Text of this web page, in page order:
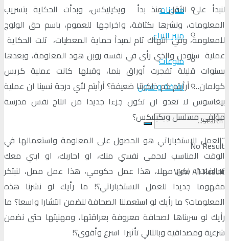
مدونات
منبر الآراء
منوعات
ثقافة و فنون
No Result
View All Result
لنبدأ على الأقل منذ بدأ ويكيليكس، وبدأت الحكاية بتسريب
المعلومات، ونشرها بكثافة، واخراجها للعموم، باسم حق الولوج
للمعلومة، وفي انتهاك تام لمبدأ حماية المعطيات، تلت الحكاية
عملية سنودن والذي رأى في نفسه روبن هود المعلومة، وبعدها
بسنوات قليلة تفجرت أوراق بنما، وقبلها كانت عملية كريس
كولمان…. أرأيتم كم ذاكرتنا ضعيفة؟ أرأيتم لأي درجة نسينا ان عملية
بيغاسوس لا تعدو ان تكون جزءا جديدا من انتاج نفس مدرسة
مؤلفي مسلسل ويكيليكس؟
“العمل الاستخباراتي هو الحصول على المعلومة واستعمالها في
الوقت المناسب لاحمي نفسي منك، او احاربك، او ابني معك
تحالفات”، لكن مهلا، هذا عمل حكومي، هذا عمل ممل، لنبتكر
مفهوما جديدا للعمل الاستخباراتي؟! ما رأيك لو نشرنا هذه
المعلومات؟ ما رأيك لو استعملنا الصحافة لنضمن انتشارا واسعا؟ ما
رأيك لو سربناها لصحافة معروفة بعراقتها، ومهنيتها حتى نضمن
شرعية ومصداقية وبالتالي تأثيرا اسرع وأقوى؟!